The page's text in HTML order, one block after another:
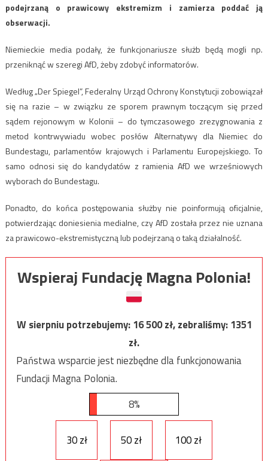
podejrzaną o prawicowy ekstremizm i zamierza poddać ją
obserwacji.
Niemieckie media podały, że funkcjonariusze służb będą mogli np.
przeniknąć w szeregi AfD, żeby zdobyć informatorów.
Według „Der Spiegel”, Federalny Urząd Ochrony Konstytucji zobowiązał
się na razie – w związku ze sporem prawnym toczącym się przed
sądem rejonowym w Kolonii – do tymczasowego zrezygnowania z
metod kontrwywiadu wobec posłów Alternatywy dla Niemiec do
Bundestagu, parlamentów krajowych i Parlamentu Europejskiego. To
samo odnosi się do kandydatów z ramienia AfD we wrześniowych
wyborach do Bundestagu.
Ponadto, do końca postępowania służby nie poinformują oficjalnie,
potwierdzając doniesienia medialne, czy AfD została przez nie uznana
za prawicowo-ekstremistyczną lub podejrzaną o taką działalność.
Wspieraj Fundację Magna Polonia!
W sierpniu potrzebujemy:16 500zł, zebraliśmy:1351
zł.
Państwa wsparcie jest niezbędne dla funkcjonowania
Fundacji Magna Polonia.
8%
30 zł 50 zł 100 zł